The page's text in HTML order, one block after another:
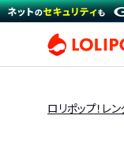
ロリポップ！レ